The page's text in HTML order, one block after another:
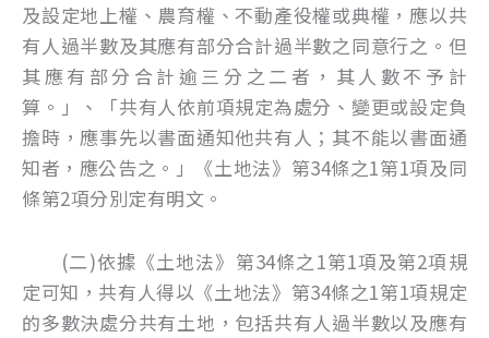
及設定地上權、農育權、不動產役權或典權，應以共
有人過半數及其應有部分合計過半數之同意行之。但
其應有部分合計逾三分之二者，其人數不予計
算。」、「共有人依前項規定為處分、變更或設定負
擔時，應事先以書面通知他共有人；其不能以書面通
知者，應公告之。」《土地法》第34條之1第1項及同
條第2項分別定有明文。
(二)依據《土地法》第34條之1第1項及第2項規
定可知，共有人得以《土地法》第34條之1第1項規定
的多數決處分共有土地，包括共有人過半數以及應有